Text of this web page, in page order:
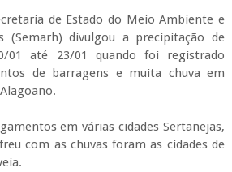
de Estado do Meio Ambiente e
(Semarh) divulgou a precipitação de
01 até 23/01 quando foi registrado
de barragens e muita chuva em
em várias cidades Sertanejas,
com as chuvas foram as cidades de